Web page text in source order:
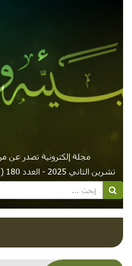
مجلة إلكترونية تصدر عن
تشرين الثاني 2025 - العدد 180 (2025-11-01)